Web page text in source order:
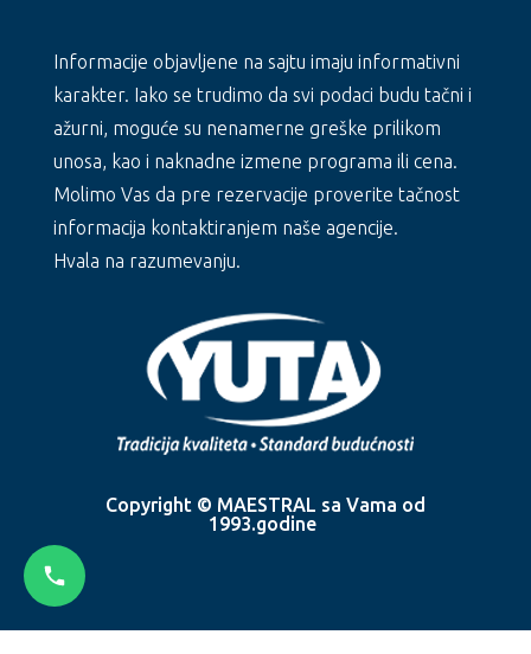
Informacije objavljene na sajtu imaju informativni
karakter. Iako se trudimo da svi podaci budu tačni i
ažurni, moguće su nenamerne greške prilikom
unosa, kao i naknadne izmene programa ili cena.
Molimo Vas da pre rezervacije proverite tačnost
informacija kontaktiranjem naše agencije.
Hvala na razumevanju.
Copyright © MAESTRAL sa Vama od
1993.godine